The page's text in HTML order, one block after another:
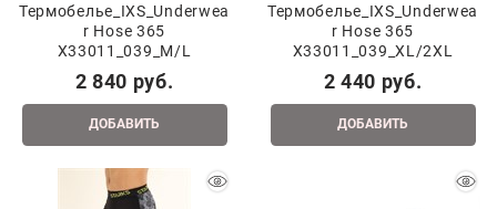
Термобелье_IXS_Underwea
r Hose 365
X33011_039_M/L
2 840 руб.
ДОБАВИТЬ
Термобелье_IXS_Underwea
r Hose 365
X33011_039_XL/2XL
2 440 руб.
ДОБАВИТЬ